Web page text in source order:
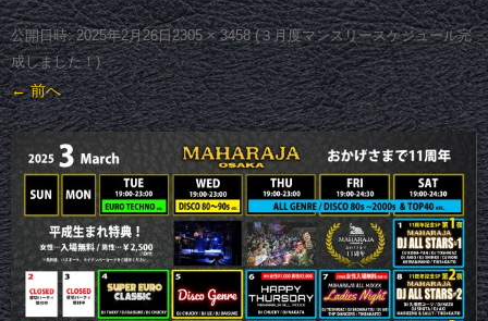
公開日時: 2025年2月26日2305 × 3458(３月度マンスリースケジュール完
成しました！)
← 前へ